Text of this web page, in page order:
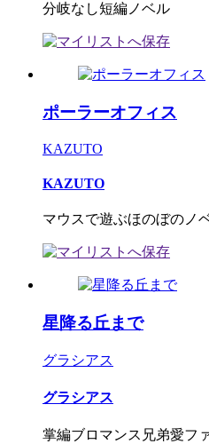
分岐なし短編ノベル
ポーラーオフィス
KAZUTO
KAZUTO
マウスで遊ぶほのぼのノ
星降る丘まで
グラシアス
グラシアス
掌編ブロマンス兄弟愛フ